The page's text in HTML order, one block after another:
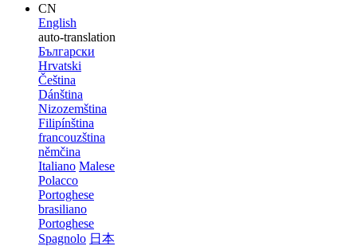
CN
English
auto-translation
Български
Hrvatski
Čeština
Dánština
Nizozemština
Filipínština
francouzština
němčina
Italiano Malese
Polacco
Portoghese
brasiliano
Portoghese
Spagnolo 日本